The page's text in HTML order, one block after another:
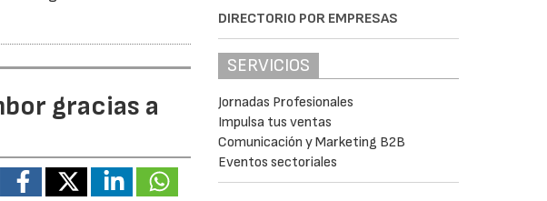
gracias a
DIRECTORIO POR EMPRESAS
SERVICIOS
Jornadas Profesionales
Impulsa tus ventas
Comunicación y Marketing B2B
Eventos sectoriales